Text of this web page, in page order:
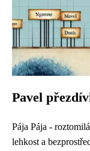
Pavel
Pája Pája -
lehkost a